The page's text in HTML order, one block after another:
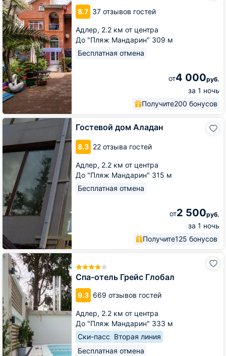
8.7 37 отзывов гостей
Адлер, 2.2 км от центра
До "Пляж Мандарин" 309 м
Бесплатная отмена
от4 000руб.
за 1 ночь
Получите200 бонусов
Оазис
Надежды
Гостевой дом Аладан
8.3 22 отзыва гостей
Адлер, 2.2 км от центра
До "Пляж Мандарин" 315 м
Бесплатная отмена
от2 500руб.
за 1 ночь
Получите125 бонусов
Гостевой
Спа-отель Грейс Глобал
9.3 669 отзывов гостей
Адлер, 2.2 км от центра
До "Пляж Мандарин" 333 м
Ски-пасс Вторая линия
Бесплатная отмена
Спа-
отель
Грейс
Глобал